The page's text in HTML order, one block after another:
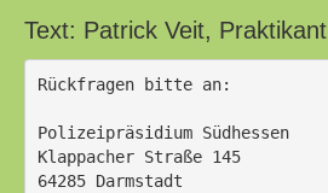
Text: Patrick Veit, Praktikant
Rückfragen bitte an:
Polizeipräsidium Südhessen
Klappacher Straße 145
64285 Darmstadt